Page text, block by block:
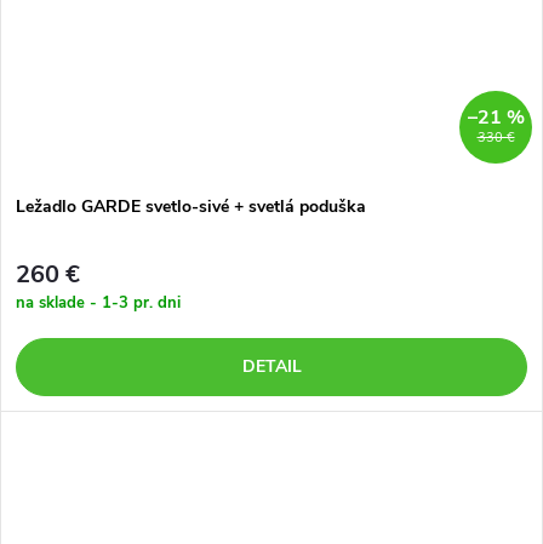
330 €
–21 %
Ležadlo GARDE svetlo-sivé + svetlá poduška
260 €
na sklade - 1-3 pr. dni
DETAIL